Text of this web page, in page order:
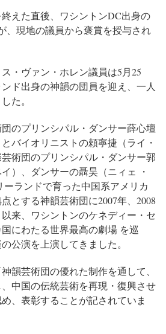
えた直後、ワシントンDC出身の
、現地の議員から褒賞を授与され
・ヴァン・ホレン議員は5月25
ド出身の神韻の団員を迎え、一人
た。
のプリンシパル・ダンサー薛心壇
バイオリニストの頼寧捷（ライ・
術団のプリンシパル・ダンサー郭
）、ダンサーの聶昊（ニィェ ・
ランドで育った中国系アメリカ
とする神韻芸術団に2007年、2008
来、ワシントンのケネディー・セ
にわたる世界最高の劇場 を巡
公演を上演してきました。
韻芸術団の優れた制作を通して、
中国の伝統芸術を再現・復興させ
、表彰することが記されていま